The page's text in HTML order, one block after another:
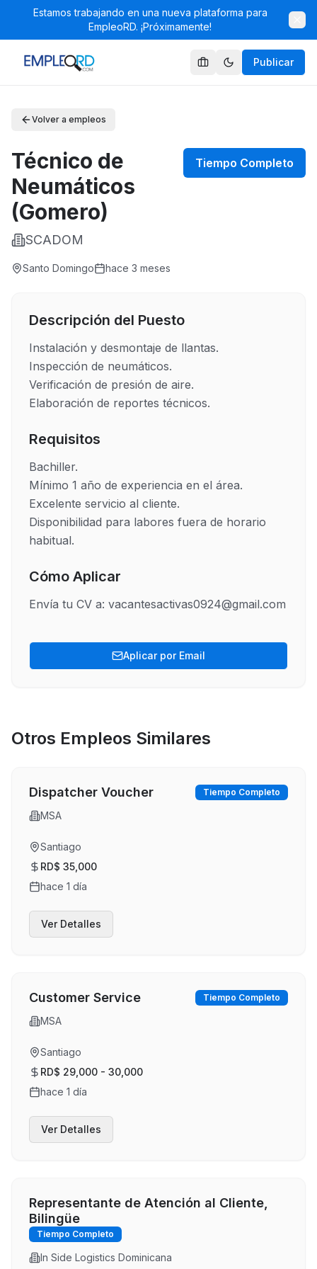
Estamos trabajando en una nueva plataforma para
EmpleoRD. ¡Próximamente!
Publicar
Volver a empleos
Técnico de
Neumáticos
(Gomero)
SCADOM
Tiempo Completo
Santo Domingo hace 3 meses
Descripción del Puesto
Instalación y desmontaje de llantas.
Inspección de neumáticos.
Verificación de presión de aire.
Elaboración de reportes técnicos.
Requisitos
Bachiller.
Mínimo 1 año de experiencia en el área.
Excelente servicio al cliente.
Disponibilidad para labores fuera de horario
habitual.
Cómo Aplicar
Envía tu CV a: vacantesactivas0924@gmail.com
Aplicar por Email
Otros Empleos Similares
Dispatcher Voucher Tiempo Completo
MSA
Santiago
RD$ 35,000
hace 1 día
Ver Detalles
Customer Service Tiempo Completo
MSA
Santiago
RD$ 29,000 - 30,000
hace 1 día
Ver Detalles
Representante de Atención al Cliente,
Bilingüe
Tiempo Completo
In Side Logistics Dominicana